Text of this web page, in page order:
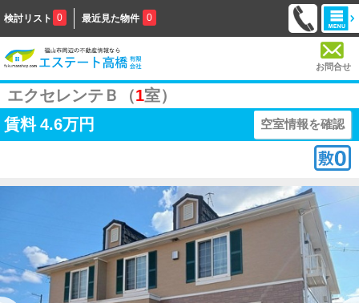
検討リスト 0 最近見た物件 0
お問合せ
エクセレンテＢ（1室）
賃料 4.6万円 空室情報を確認